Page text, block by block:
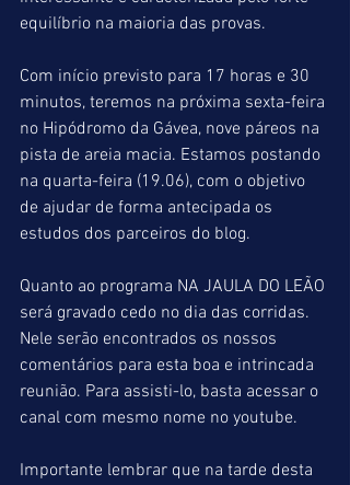
equilíbrio na maioria das provas.
Com início previsto para 17 horas e 30
minutos, teremos na próxima sexta-feira
no Hipódromo da Gávea, nove páreos na
pista de areia macia. Estamos postando
na quarta-feira (19.06), com o objetivo
de ajudar de forma antecipada os
estudos dos parceiros do blog.
Quanto ao programa NA JAULA DO LEÃO
será gravado cedo no dia das corridas.
Nele serão encontrados os nossos
comentários para esta boa e intrincada
reunião. Para assisti-lo, basta acessar o
canal com mesmo nome no youtube.
Importante lembrar que na tarde desta